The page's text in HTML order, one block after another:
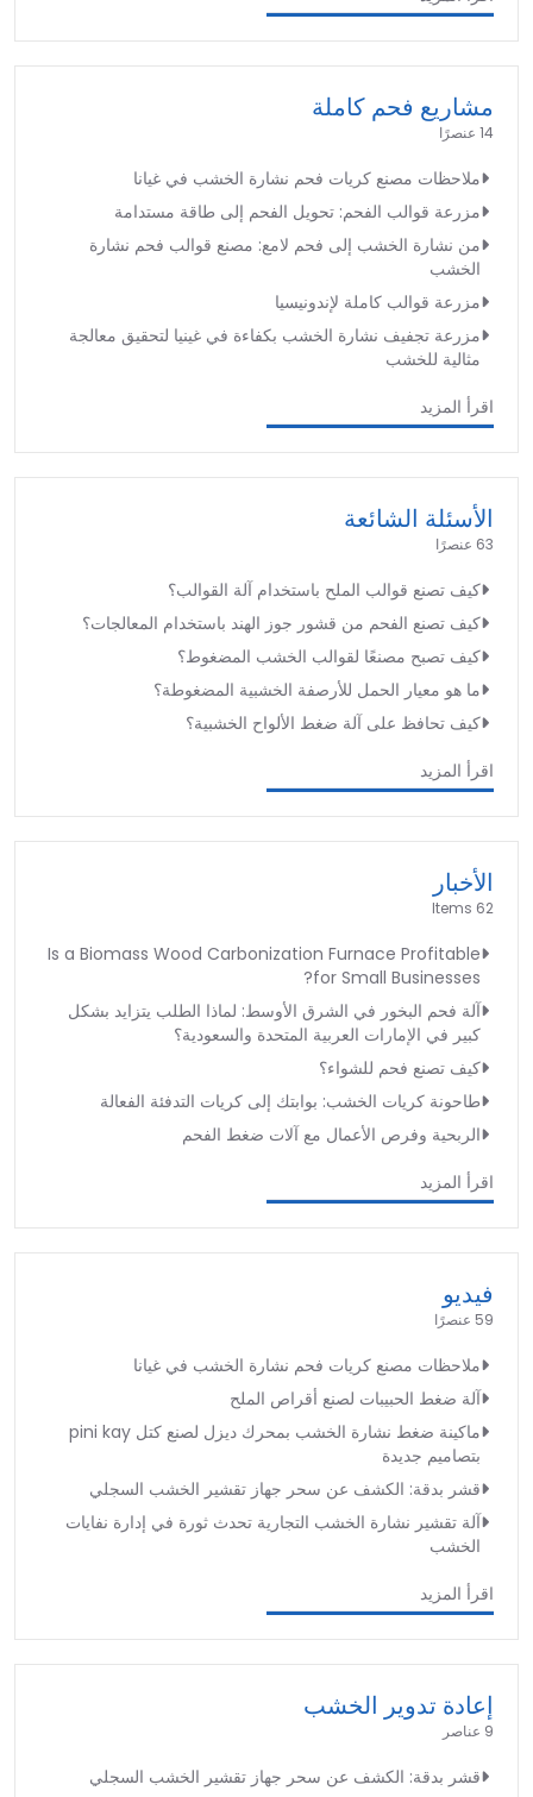
مشاريع فحم كاملة
14 عنصرًا
ملاحظات مصنع كريات فحم نشارة الخشب في غيانا
مزرعة قوالب الفحم: تحويل الفحم إلى طاقة مستدامة
من نشارة الخشب إلى فحم لامع: مصنع قوالب فحم نشارة
الخشب
مزرعة قوالب كاملة لإندونيسيا
مزرعة تجفيف نشارة الخشب بكفاءة في غينيا لتحقيق معالجة
مثالية للخشب
اقرأ المزيد
الأسئلة الشائعة
63 عنصرًا
كيف تصنع قوالب الملح باستخدام آلة القوالب؟
كيف تصنع الفحم من قشور جوز الهند باستخدام المعالجات؟
كيف تصبح مصنعًا لقوالب الخشب المضغوط؟
ما هو معيار الحمل للأرصفة الخشبية المضغوطة؟
كيف تحافظ على آلة ضغط الألواح الخشبية؟
اقرأ المزيد
الأخبار
62 Items
Is a Biomass Wood Carbonization Furnace Profitable
for Small Businesses?
آلة فحم البخور في الشرق الأوسط: لماذا الطلب يتزايد بشكل
كبير في الإمارات العربية المتحدة والسعودية؟
كيف تصنع فحم للشواء؟
طاحونة كريات الخشب: بوابتك إلى كريات التدفئة الفعالة
الربحية وفرص الأعمال مع آلات ضغط الفحم
اقرأ المزيد
فيديو
59 عنصرًا
ملاحظات مصنع كريات فحم نشارة الخشب في غيانا
آلة ضغط الحبيبات لصنع أقراص الملح
ماكينة ضغط نشارة الخشب بمحرك ديزل لصنع كتل pini kay
بتصاميم جديدة
قشر بدقة: الكشف عن سحر جهاز تقشير الخشب السجلي
آلة تقشير نشارة الخشب التجارية تحدث ثورة في إدارة نفايات
الخشب
اقرأ المزيد
إعادة تدوير الخشب
9 عناصر
قشر بدقة: الكشف عن سحر جهاز تقشير الخشب السجلي